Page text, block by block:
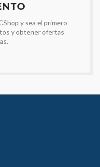
y sea el primero
y obtener ofertas